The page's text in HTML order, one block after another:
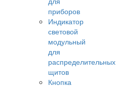
приборов
Индикатор
световой
модульный
для
распределительных
щитов
Кнопка